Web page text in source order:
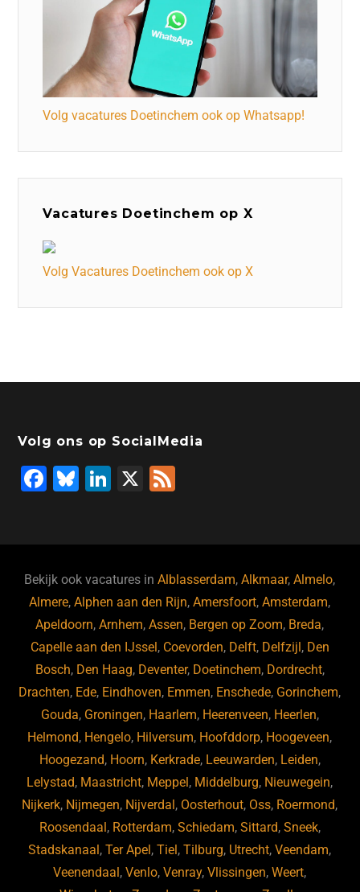
Volg vacatures Doetinchem ook op Whatsapp!
Vacatures Doetinchem op X
Volg Vacatures Doetinchem ook op X
Volg ons op SocialMedia
F
b
o
o
k
Bl
ky
Li
dI
n
X
Bekijk ook vacatures inAlblasserdam,Alkmaar,Almelo,
Almere,Alphen aan den Rijn,Amersfoort,Amsterdam,
Apeldoorn,Arnhem,Assen, Bergen op Zoom, Breda,
Capelle aan den IJssel, Coevorden, Delft, Delfzijl, Den
Bosch, Den Haag, Deventer, Doetinchem, Dordrecht,
Drachten, Ede, Eindhoven, Emmen, Enschede, Gorinchem,
Gouda, Groningen, Haarlem, Heerenveen, Heerlen,
Helmond, Hengelo, Hilversum, Hoofddorp, Hoogeveen,
Hoogezand, Hoorn, Kerkrade, Leeuwarden, Leiden,
Lelystad, Maastricht, Meppel, Middelburg, Nieuwegein,
Nijkerk, Nijmegen, Nijverdal, Oosterhout, Oss, Roermond,
Roosendaal, Rotterdam, Schiedam, Sittard, Sneek,
Stadskanaal,Ter Apel,Tiel,Tilburg, Utrecht,Veendam,
Veenendaal,Venlo,Venray,Vlissingen,Weert,